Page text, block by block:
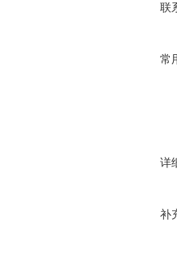
联
常
详
补